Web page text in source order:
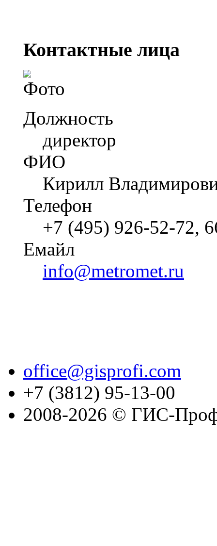
Контактные лица
Должность
директор
ФИО
Кирилл
Телефон
+7 (495) 926-52-72,
Емайл
info@metromet.ru
office@gisprofi.com
+7 (3812) 95-13-00
2008-2026 © ГИС-